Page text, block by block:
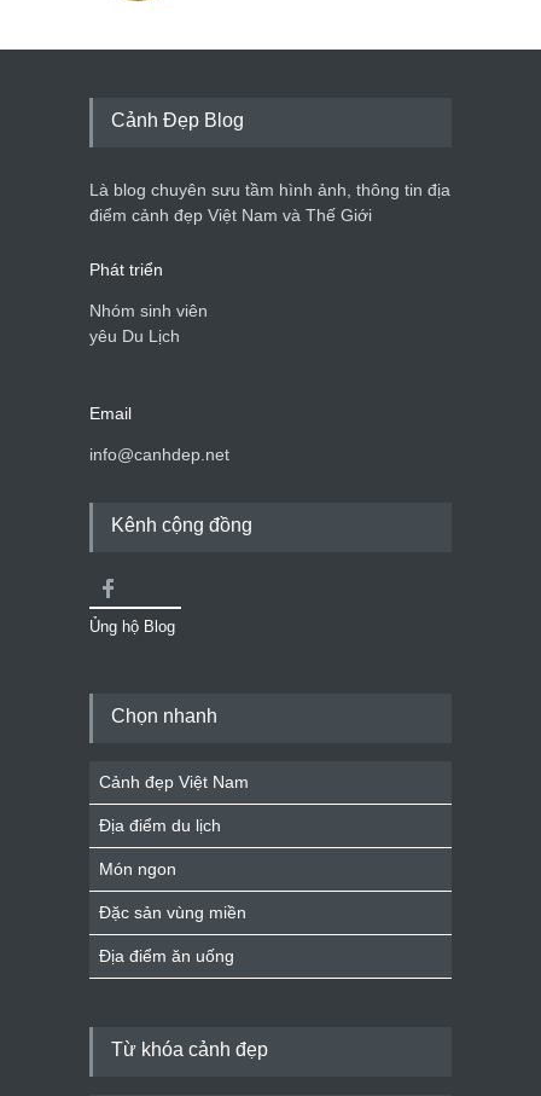
Cảnh Đẹp Blog
Là blog chuyên sưu tầm hình ảnh, thông tin địa
điểm cảnh đẹp Việt Nam và Thế Giới
Phát triển
Nhóm sinh viên
yêu Du Lịch
Email
info@canhdep.net
Kênh cộng đồng
Ủng hộ Blog
Chọn nhanh
Cảnh đẹp Việt Nam
Địa điểm du lịch
Món ngon
Đặc sản vùng miền
Địa điểm ăn uống
Từ khóa cảnh đẹp